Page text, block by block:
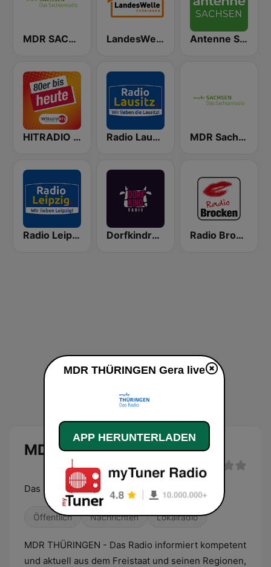
MDR SACHSEN Dresden LandesWelle Thüringen Antenne Sachsen
HITRADIO RTL 80er bis heute Radio Lausitz MDR Sachsen Chemnitz
Radio Leipzig Dorfkindradio Radio Brocken
MDR THÜRINGEN Gera Live
Das Radio
Öffentlich Nachrichten Lokalradio
MDR THÜRINGEN - Das Radio informiert kompetent
und aktuell aus dem Freistaat und seinen Regionen,
MDR THÜRINGEN Gera live
APP HERUNTERLADEN